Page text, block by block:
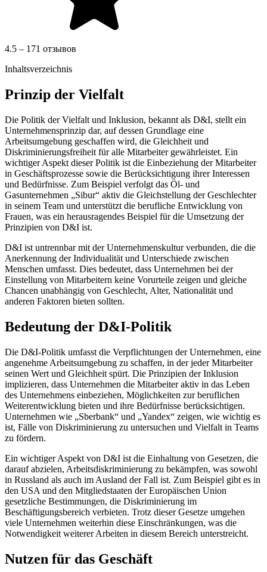
4.5 – 171 отзывов
Inhaltsverzeichnis
Prinzip der Vielfalt
Die Politik der Vielfalt und Inklusion, bekannt als D&I, stellt ein
Unternehmensprinzip dar, auf dessen Grundlage eine
Arbeitsumgebung geschaffen wird, die Gleichheit und
Diskriminierungsfreiheit für alle Mitarbeiter gewährleistet. Ein
wichtiger Aspekt dieser Politik ist die Einbeziehung der Mitarbeiter
in Geschäftsprozesse sowie die Berücksichtigung ihrer Interessen
und Bedürfnisse. Zum Beispiel verfolgt das Öl- und
Gasunternehmen „Sibur“ aktiv die Gleichstellung der Geschlechter
in seinem Team und unterstützt die berufliche Entwicklung von
Frauen, was ein herausragendes Beispiel für die Umsetzung der
Prinzipien von D&I ist.
D&I ist untrennbar mit der Unternehmenskultur verbunden, die die
Anerkennung der Individualität und Unterschiede zwischen
Menschen umfasst. Dies bedeutet, dass Unternehmen bei der
Einstellung von Mitarbeitern keine Vorurteile zeigen und gleiche
Chancen unabhängig von Geschlecht, Alter, Nationalität und
anderen Faktoren bieten sollten.
Bedeutung der D&I-Politik
Die D&I-Politik umfasst die Verpflichtungen der Unternehmen, eine
angenehme Arbeitsumgebung zu schaffen, in der jeder Mitarbeiter
seinen Wert und Gleichheit spürt. Die Prinzipien der Inklusion
implizieren, dass Unternehmen die Mitarbeiter aktiv in das Leben
des Unternehmens einbeziehen, Möglichkeiten zur beruflichen
Weiterentwicklung bieten und ihre Bedürfnisse berücksichtigen.
Unternehmen wie „Sberbank“ und „Yandex“ zeigen, wie wichtig es
ist, Fälle von Diskriminierung zu untersuchen und Vielfalt in Teams
zu fördern.
Ein wichtiger Aspekt von D&I ist die Einhaltung von Gesetzen, die
darauf abzielen, Arbeitsdiskriminierung zu bekämpfen, was sowohl
in Russland als auch im Ausland der Fall ist. Zum Beispiel gibt es in
den USA und den Mitgliedstaaten der Europäischen Union
gesetzliche Bestimmungen, die Diskriminierung im
Beschäftigungsbereich verbieten. Trotz dieser Gesetze umgehen
viele Unternehmen weiterhin diese Einschränkungen, was die
Notwendigkeit weiterer Arbeiten in diesem Bereich unterstreicht.
Nutzen für das Geschäft